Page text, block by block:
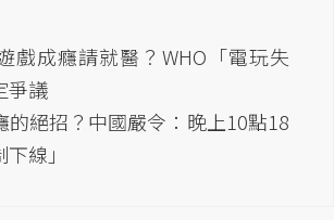
戲成癮請就醫？WHO「電玩失
爭議
的絕招？中國嚴令：晚上10點18
線」